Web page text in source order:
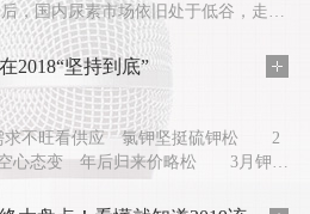
，国内尿素市场依旧处于低谷，走货
走低是眼下尿素面临的艰难处境；
红火，而是...
2018“坚持到底”
求不旺看供应 氯钾坚挺硫钾松 2
空心态变 年后归来价略松 3月钾
...